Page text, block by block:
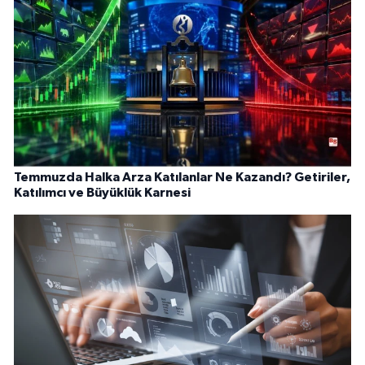
Temmuzda Halka Arza Katılanlar Ne Kazandı? Getiriler,
Katılımcı ve Büyüklük Karnesi